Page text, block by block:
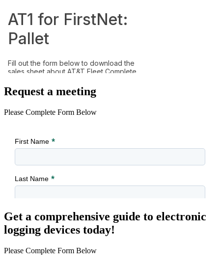
Request a meeting
Please Complete Form Below
Get a comprehensive guide to electronic
logging devices today!
Please Complete Form Below